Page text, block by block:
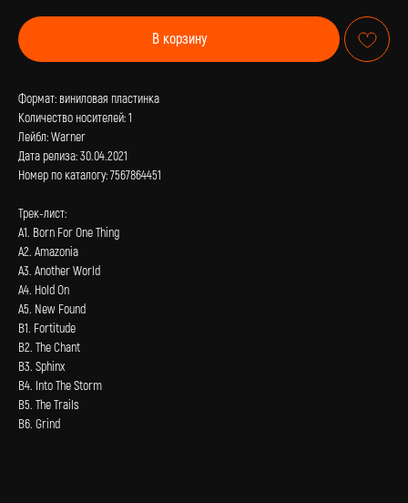
В корзину
Формат: виниловая пластинка
Количество носителей: 1
Лейбл: Warner
Дата релиза: 30.04.2021
Номер по каталогу: 7567864451
Трек-лист:
А1. Born For One Thing
А2. Amazonia
А3. Another World
А4. Hold On
А5. New Found
В1. Fortitude
В2. The Chant
В3. Sphinx
В4. Into The Storm
В5. The Trails
В6. Grind